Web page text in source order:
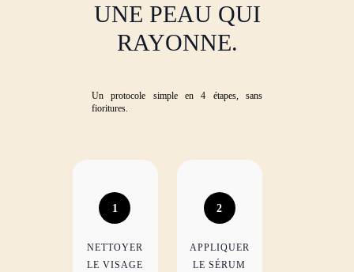
UNE PEAU QUI
RAYONNE.
Un protocole simple en 4 étapes, sans
fioritures.
1
NETTOYER
LE VISAGE
2
APPLIQUER
LE SÉRUM